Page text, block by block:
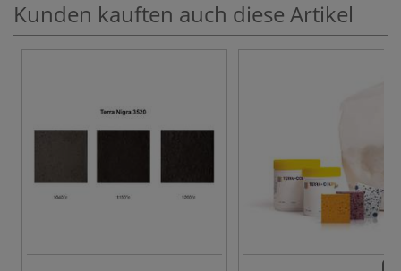
Kunden kauften auch diese Artikel